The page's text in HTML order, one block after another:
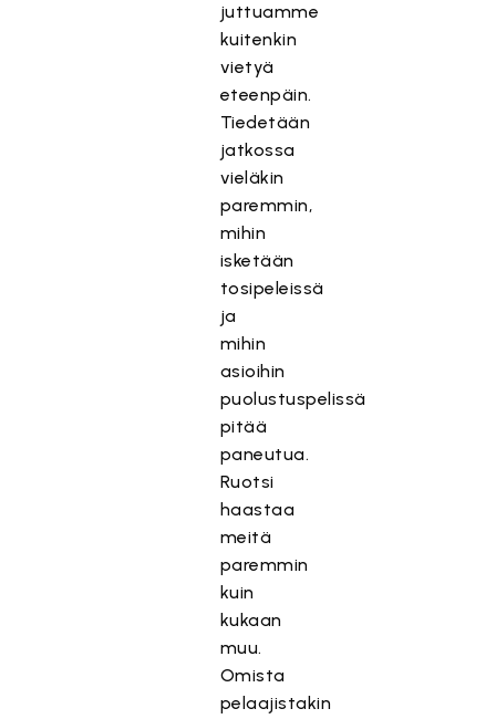
juttuamme
kuitenkin
vietyä
eteenpäin.
Tiedetään
jatkossa
vieläkin
paremmin,
mihin
isketään
tosipeleissä
ja
mihin
asioihin
puolustuspelissä
pitää
paneutua.
Ruotsi
haastaa
meitä
paremmin
kuin
kukaan
muu.
Omista
pelaajistakin